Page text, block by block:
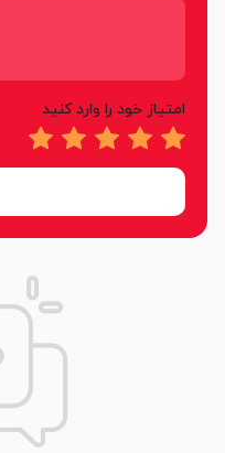
امتیاز خود را وارد کنید